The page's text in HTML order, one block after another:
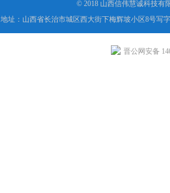
© 2018 山西信伟慧诚科技有
地址：山西省长治市城区西大街下梅辉坡小区8号写
晋公网安备